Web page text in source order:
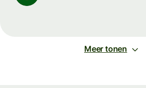
Meer tonen